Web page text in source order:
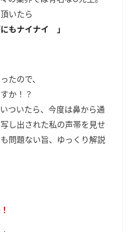
いたら
もナイナイ 」
たので、
か！？
ついたら、今度は鼻から通
し出された私の声帯を見せ
問題ない旨、ゆっくり解説